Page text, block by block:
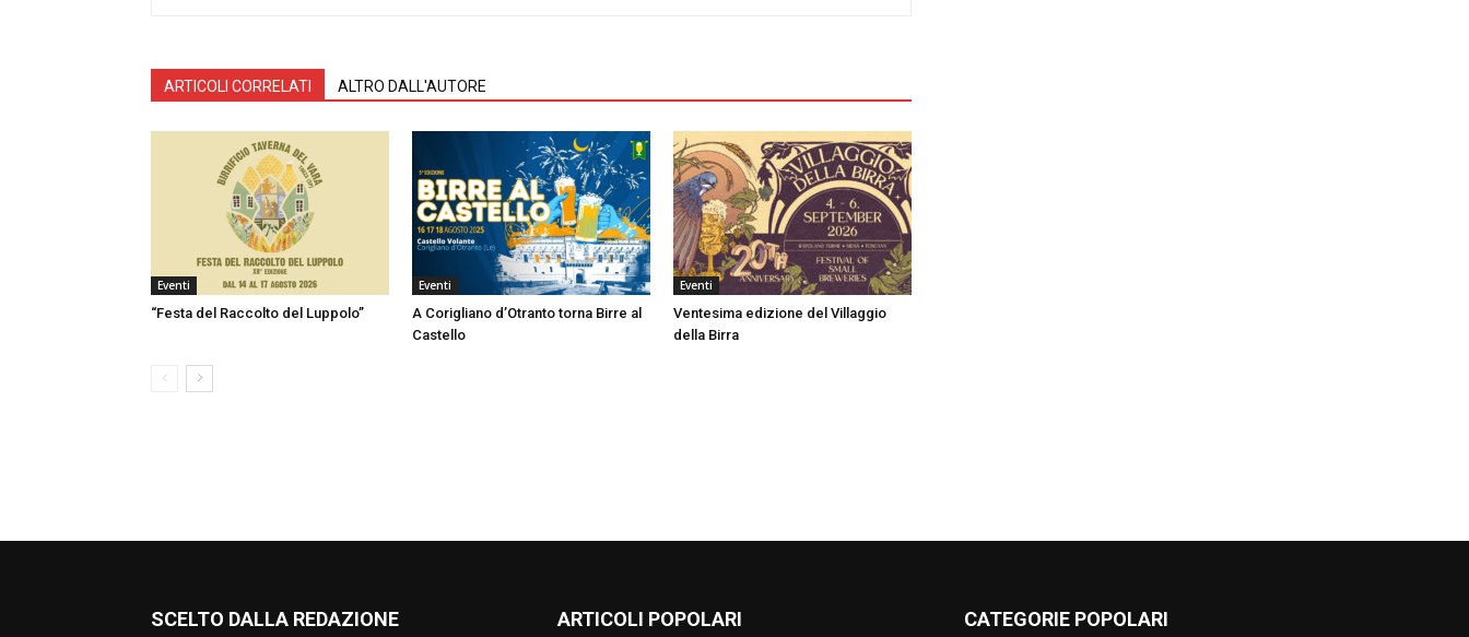
ARTICOLI CORRELATI ALTRO DALL'AUTORE
Eventi
“Festa del Raccolto del Luppolo”
Eventi
A Corigliano d’Otranto torna Birre al
Castello
Eventi
Ventesima edizione del Villaggio
della Birra
SCELTO DALLA REDAZIONE ARTICOLI POPOLARI CATEGORIE POPOLARI